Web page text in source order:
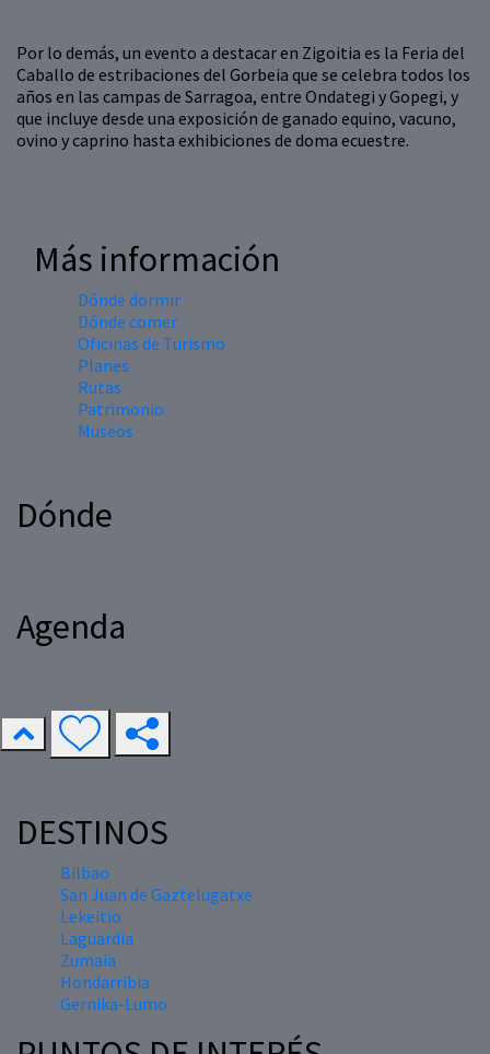
Por lo demás, un evento a destacar en Zigoitia es la Feria del
Caballo de estribaciones del Gorbeia que se celebra todos los
años en las campas de Sarragoa, entre Ondategi y Gopegi, y
que incluye desde una exposición de ganado equino, vacuno,
ovino y caprino hasta exhibiciones de doma ecuestre.
Más información
Dónde dormir
Dónde comer
Oficinas de Turismo
Planes
Rutas
Patrimonio
Museos
Dónde
Agenda
DESTINOS
Bilbao
San Juan de Gaztelugatxe
Lekeitio
Laguardia
Zumaia
Hondarribia
Gernika-Lumo